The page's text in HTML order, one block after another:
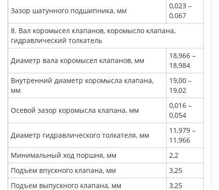
Зазор шатунного подшипника, мм
0,023 –
0,067
8. Вал коромысел клапанов, коромысло клапана,
гидравлический толкатель
Диаметр вала коромысел клапанов, мм
18,966 –
18,984
Внутренний диаметр коромысла клапана,
мм
19,00 –
19,02
Осевой зазор коромысла клапана, мм
0,016 –
0,054
Диаметр гидравлического толкателя, мм
11,979 –
11,966
Минимальный ход поршня, мм
2,2
Подъем впускного клапана, мм
3,25
Подъем выпускного клапана, мм
3,25